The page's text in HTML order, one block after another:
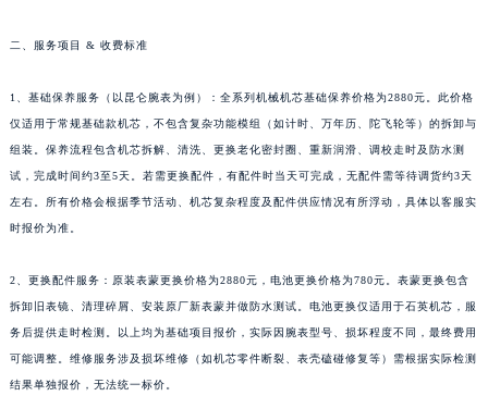
二、服务项目 & 收费标准
1、基础保养服务（以昆仑腕表为例）：全系列机械机芯基础保养价格为2880元。此价格
仅适用于常规基础款机芯，不包含复杂功能模组（如计时、万年历、陀飞轮等）的拆卸与
组装。保养流程包含机芯拆解、清洗、更换老化密封圈、重新润滑、调校走时及防水测
试，完成时间约3至5天。若需更换配件，有配件时当天可完成，无配件需等待调货约3天
左右。所有价格会根据季节活动、机芯复杂程度及配件供应情况有所浮动，具体以客服实
时报价为准。
2、更换配件服务：原装表蒙更换价格为2880元，电池更换价格为780元。表蒙更换包含
拆卸旧表镜、清理碎屑、安装原厂新表蒙并做防水测试。电池更换仅适用于石英机芯，服
务后提供走时检测。以上均为基础项目报价，实际因腕表型号、损坏程度不同，最终费用
可能调整。维修服务涉及损坏维修（如机芯零件断裂、表壳磕碰修复等）需根据实际检测
结果单独报价，无法统一标价。